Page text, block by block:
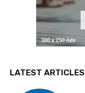
LATEST ARTICLES